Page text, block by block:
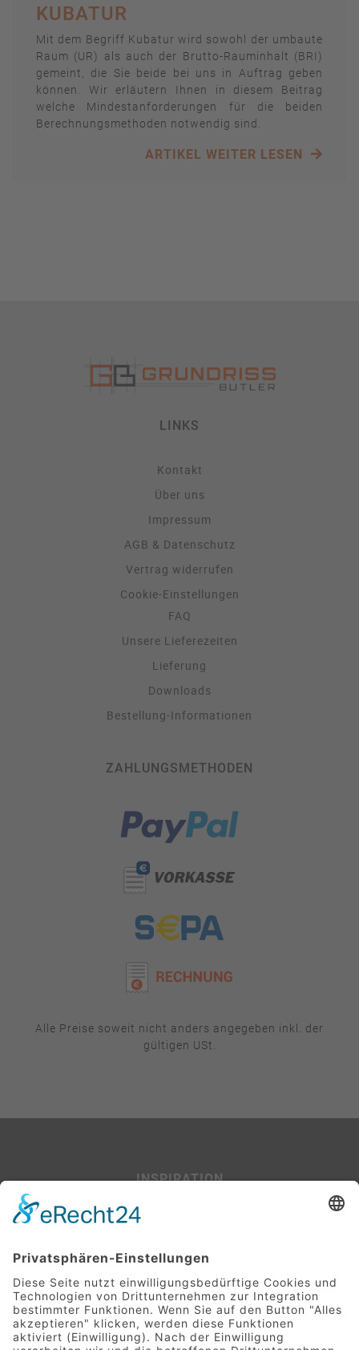
KUBATUR
Mit dem Begriff Kubatur wird sowohl der umbaute
Raum (UR) als auch der Brutto-Rauminhalt (BRI)
gemeint, die Sie beide bei uns in Auftrag geben
können. Wir erläutern Ihnen in diesem Beitrag
welche Mindestanforderungen für die beiden
Berechnungsmethoden notwendig sind.
ARTIKEL WEITER LESEN
LINKS
Kontakt
Über uns
Impressum
AGB & Datenschutz
Vertrag widerrufen
Cookie-Einstellungen
FAQ
Unsere Lieferezeiten
Lieferung
Downloads
Bestellung-Informationen
ZAHLUNGSMETHODEN
Alle Preise soweit nicht anders angegeben inkl. der
gültigen USt.
INSPIRATION
Beispiel-Projekte
SERVICE
Leitfaden für Baufinanzierer:innen
Glossar